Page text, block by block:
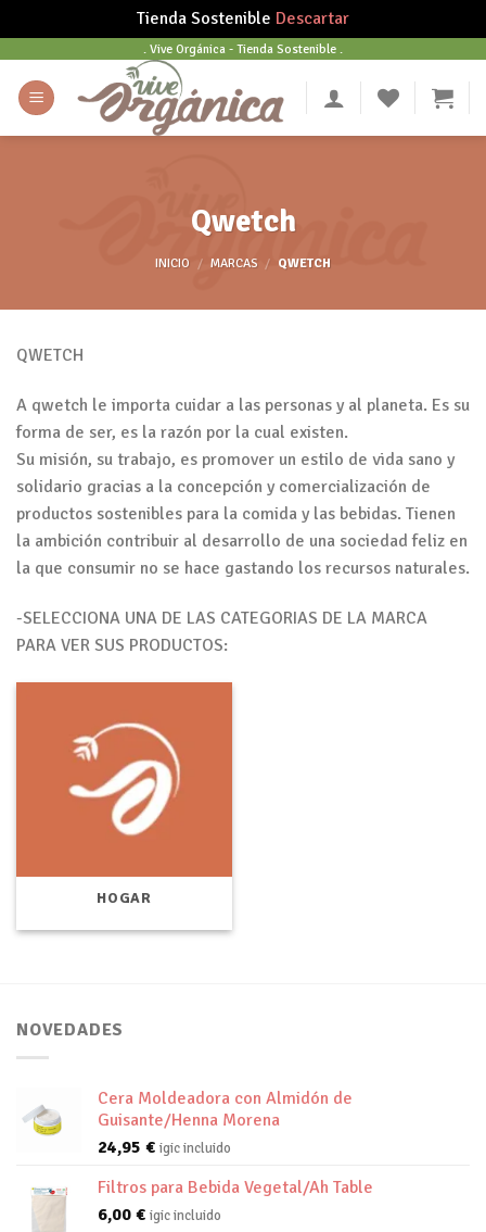
Tienda Sostenible Descartar
content
. Vive Orgánica - Tienda Sostenible .
Qwetch
INICIO / MARCAS / QWETCH
QWETCH
A qwetch le importa cuidar a las personas y al planeta. Es su
forma de ser, es la razón por la cual existen.
Su misión, su trabajo, es promover un estilo de vida sano y
solidario gracias a la concepción y comercialización de
productos sostenibles para la comida y las bebidas. Tienen
la ambición contribuir al desarrollo de una sociedad feliz en
la que consumir no se hace gastando los recursos naturales.
-SELECCIONA UNA DE LAS CATEGORIAS DE LA MARCA
PARA VER SUS PRODUCTOS:
HOGAR
NOVEDADES
Cera Moldeadora con Almidón de
Guisante/Henna Morena
24,95 € igic incluido
Filtros para Bebida Vegetal/Ah Table
6,00 € igic incluido